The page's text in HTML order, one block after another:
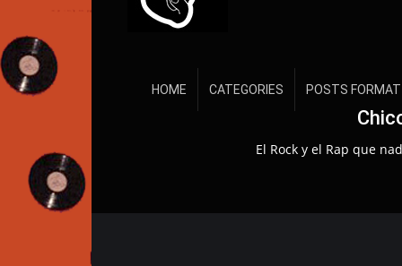
HOME CATEGORIES POSTS FORMAT
El Rock y el Rap que